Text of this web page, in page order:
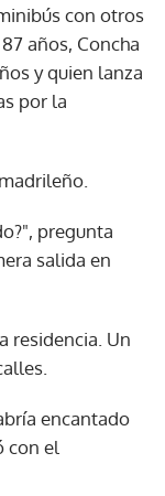
con otros
años, Concha
y quien lanza
por la
pregunta
salida en
residencia. Un
encantado
con el